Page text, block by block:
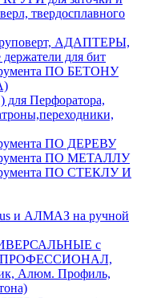
твердосплавного
АДАПТЕРЫ,
для бит
ПО БЕТОНУ
Перфоратора,
ПО ДЕРЕВУ
ПО МЕТАЛЛУ
ПО СТЕКЛУ И
и АЛМАЗ на ручной
с
ПРОФЕССИОНАЛ,
Алюм. Профиль,